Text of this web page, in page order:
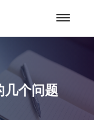
几个问题